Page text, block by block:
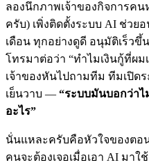
ลองนึกภาพเจ้าของกิจการค
ครับ) เพิ่งติดตั้งระบบ AI ช่วย
เดือน ทุกอย่างดูดี อนุมัติเร็วขึ้
โทรมาต่อว่า “ทำไมเงินกู้ที่ผม
เจ้าของหันไปถามทีม ทีมเปิด
เย็นวาบ — “ระบบมันบอกว่าไ
อะไร”
นั่นแหละครับคือหัวใจของตอ
คนจะต้องเจอเมื่อเอา AI มาใช้